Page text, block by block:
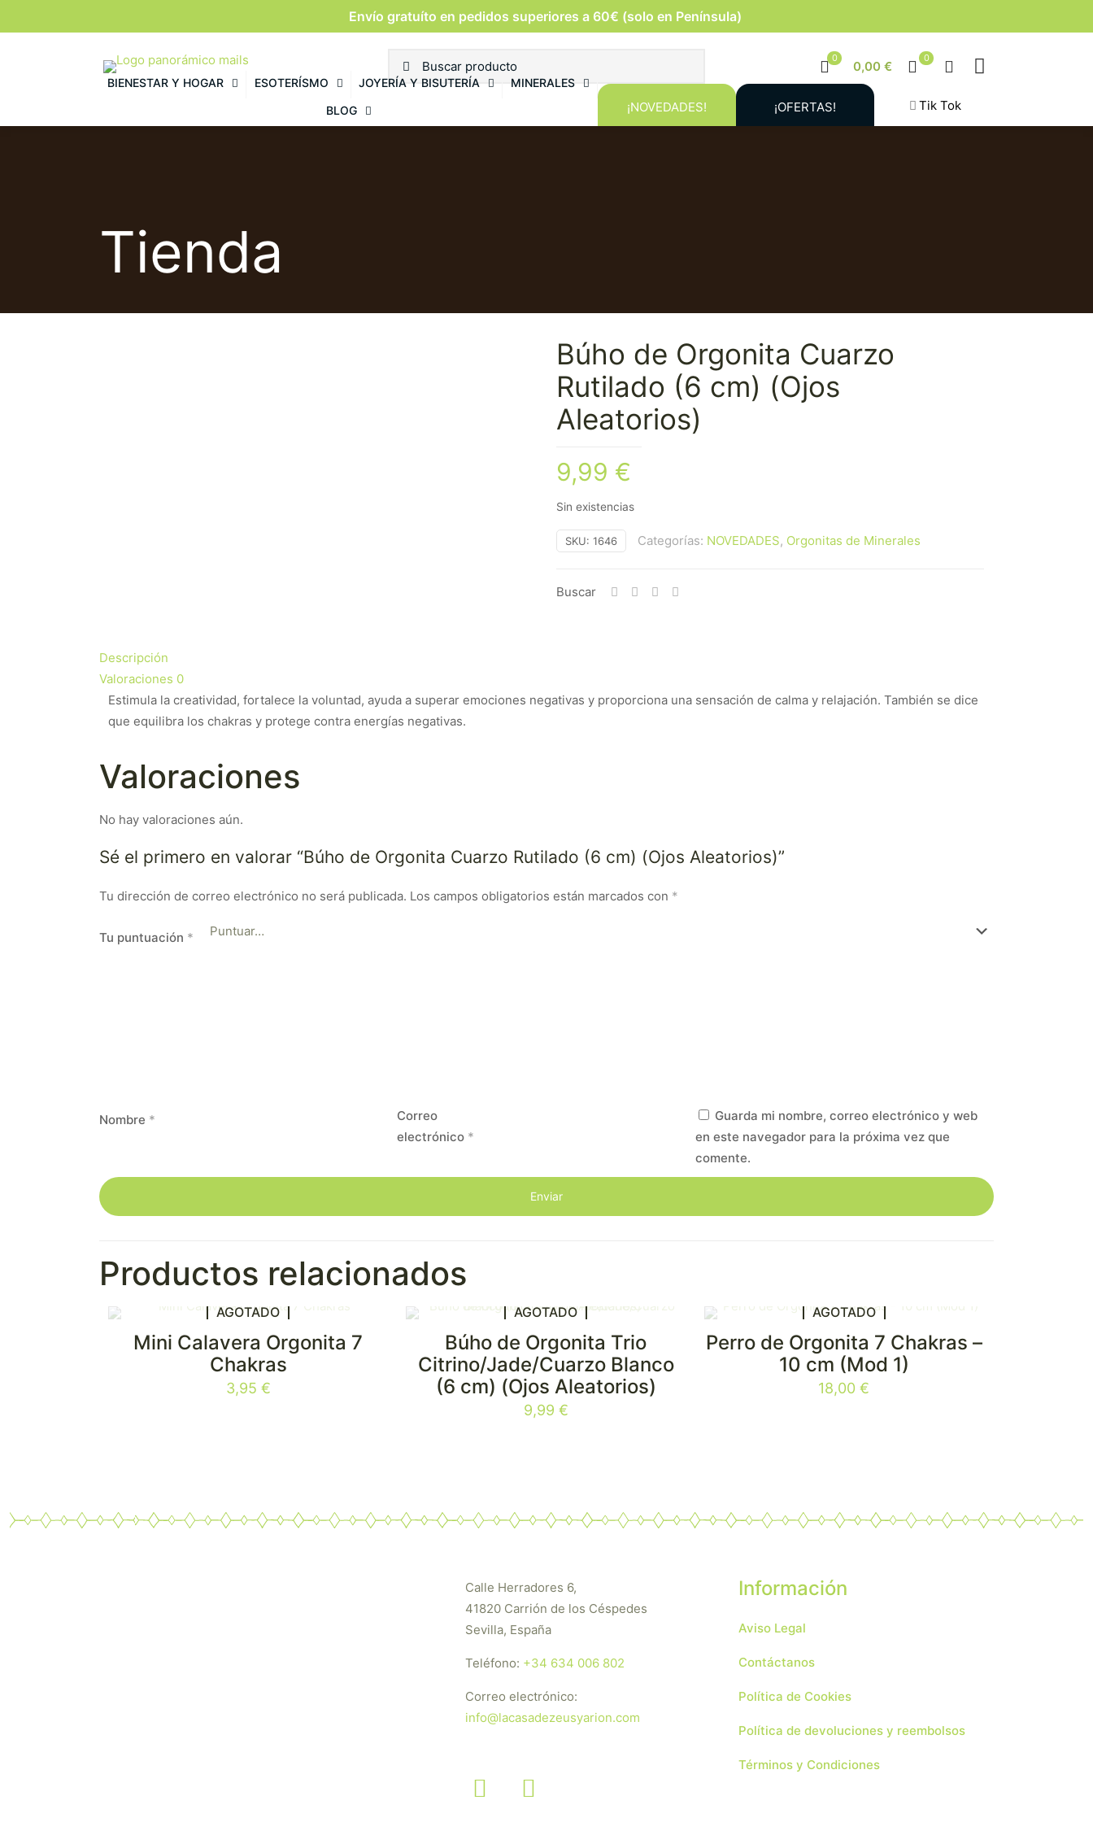
Envío gratuíto en pedidos superiores a 60€ (solo en Península)
0
0,00 €
0
BIENESTAR Y HOGAR ESOTERÍSMO JOYERÍA Y BISUTERÍA
MINERALES
BLOG
¡NOVEDADES! ¡OFERTAS! Tik Tok
Tienda
Búho de Orgonita Cuarzo
Rutilado (6 cm) (Ojos
Aleatorios)
9,99 €
Sin existencias
SKU: 1646 Categorías: NOVEDADES, Orgonitas de Minerales
Buscar
Descripción
Valoraciones 0
Estimula la creatividad, fortalece la voluntad, ayuda a superar emociones negativas y proporciona una sensación de calma y relajación. También se dice
que equilibra los chakras y protege contra energías negativas.
Valoraciones
No hay valoraciones aún.
Sé el primero en valorar “Búho de Orgonita Cuarzo Rutilado (6 cm) (Ojos Aleatorios)”
Tu dirección de correo electrónico no será publicada. Los campos obligatorios están marcados con *
Tu puntuación *
Nombre *
Correo
electrónico *
Guarda mi nombre, correo electrónico y web
en este navegador para la próxima vez que
comente.
Productos relacionados
AGOTADO
Mini Calavera Orgonita 7
Chakras
3,95 €
AGOTADO
Búho de Orgonita Trio
Citrino/Jade/Cuarzo Blanco
(6 cm) (Ojos Aleatorios)
9,99 €
AGOTADO
Perro de Orgonita 7 Chakras –
10 cm (Mod 1)
18,00€
Calle Herradores 6,
41820 Carrión de los Céspedes
Sevilla, España
Teléfono: +34 634 006 802
Correo electrónico:
info@lacasadezeusyarion.com
Información
Aviso Legal
Contáctanos
Política de Cookies
Política de devoluciones y reembolsos
Términos y Condiciones